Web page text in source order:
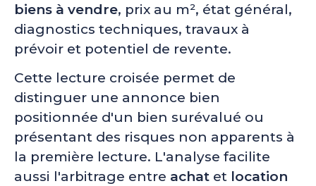
biens à vendre, prix au m², état général,
diagnostics techniques, travaux à
prévoir et potentiel de revente.
Cette lecture croisée permet de
distinguer une annonce bien
positionnée d'un bien surévalué ou
présentant des risques non apparents à
la première lecture. L'analyse facilite
aussi l'arbitrage entre achat et location